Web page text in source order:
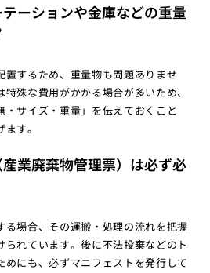
ーションや金庫などの重量
置するため、重量物も問題ありませ
殊な費用がかかる場合が多いため、
・サイズ・重量」を伝えておくこと
す。
業廃棄物管理票）は必ず必
る場合、その運搬・処理の流れを把握
られています。後に不法投棄などのト
めにも、必ずマニフェストを発行して